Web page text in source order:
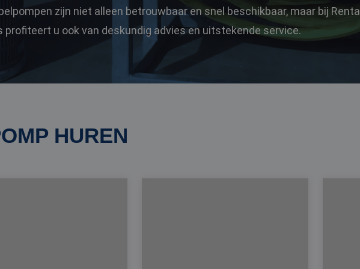
zijn niet alleen betrouwbaar en snel beschikbaar, maar bij Rental
profiteert u ook van deskundig advies en uitstekende service.
HUREN